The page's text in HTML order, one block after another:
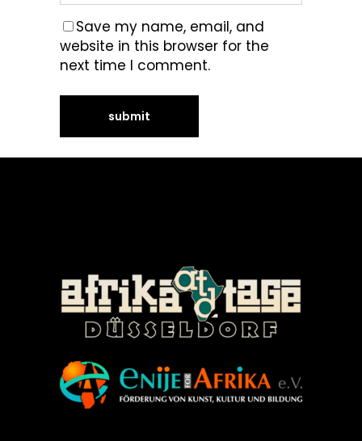
Save my name, email, and
website in this browser for the
next time I comment.